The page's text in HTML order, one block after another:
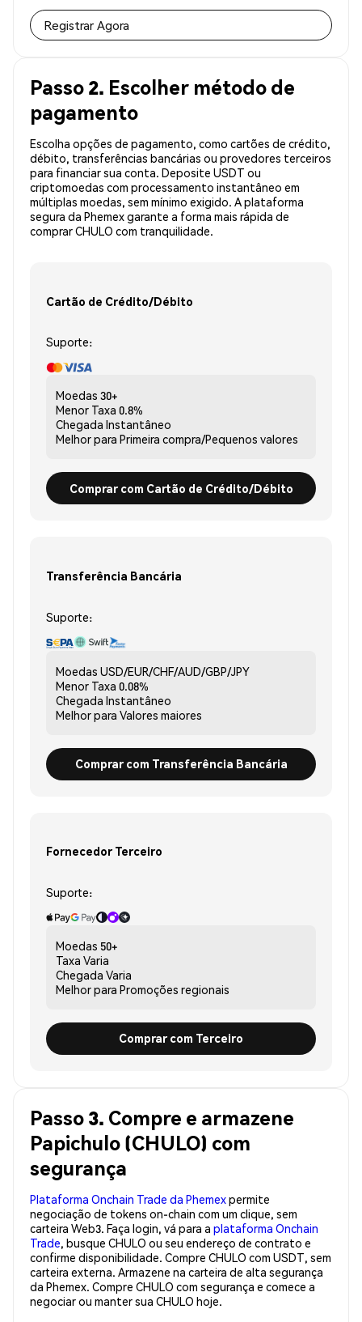
Registrar Agora
Passo 2. Escolher método de
pagamento
Escolha opções de pagamento, como cartões de crédito,
débito, transferências bancárias ou provedores terceiros
para financiar sua conta. Deposite USDT ou
criptomoedas com processamento instantâneo em
múltiplas moedas, sem mínimo exigido. A plataforma
segura da Phemex garante a forma mais rápida de
comprar CHULO com tranquilidade.
Cartão de Crédito/Débito
Suporte:
Moedas 30+
Menor Taxa 0.8%
Chegada Instantâneo
Melhor para Primeira compra/Pequenos valores
Comprar com Cartão de Crédito/Débito
Transferência Bancária
Suporte:
Moedas USD/EUR/CHF/AUD/GBP/JPY
Menor Taxa 0.08%
Chegada Instantâneo
Melhor para Valores maiores
Comprar com Transferência Bancária
Fornecedor Terceiro
Suporte:
Moedas 50+
Taxa Varia
Chegada Varia
Melhor para Promoções regionais
Comprar com Terceiro
Passo 3. Compre e armazene
Papichulo (CHULO) com
segurança
Plataforma Onchain Trade da Phemexpermite
negociação de tokens on-chain com um clique, sem
carteira Web3. Faça login, vá para a plataforma Onchain
Trade, busque CHULO ou seu endereço de contrato e
confirme disponibilidade. Compre CHULO com USDT, sem
carteira externa. Armazene na carteira de alta segurança
da Phemex. Compre CHULO com segurança e comece a
negociar ou manter sua CHULO hoje.